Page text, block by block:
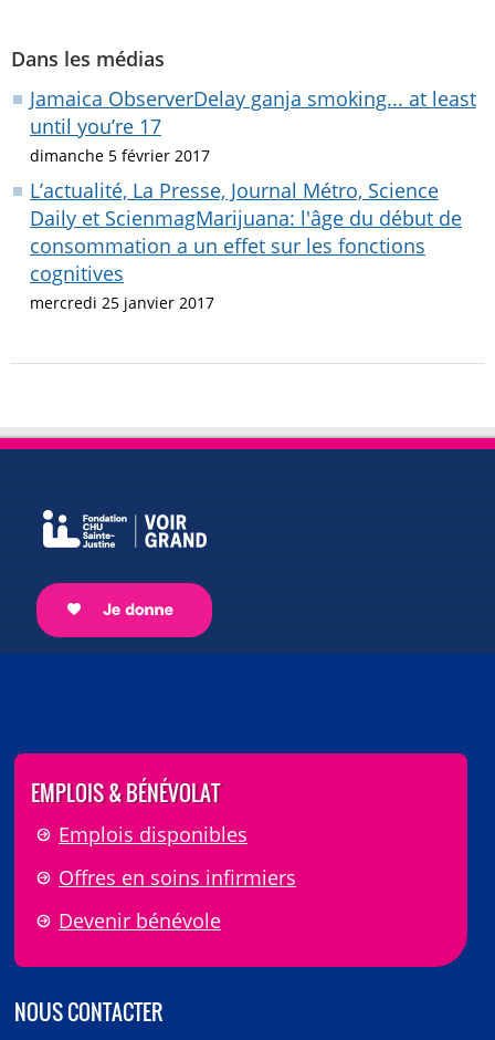
Dans les médias
Jamaica ObserverDelay ganja smoking... at least
until you’re 17
dimanche 5 février 2017
L’actualité, La Presse, Journal Métro, Science
Daily et ScienmagMarijuana: l'âge du début de
consommation a un effet sur les fonctions
cognitives
mercredi 25 janvier 2017
EMPLOIS & BÉNÉVOLAT
Emplois disponibles
Offres en soins infirmiers
Devenir bénévole
NOUS CONTACTER